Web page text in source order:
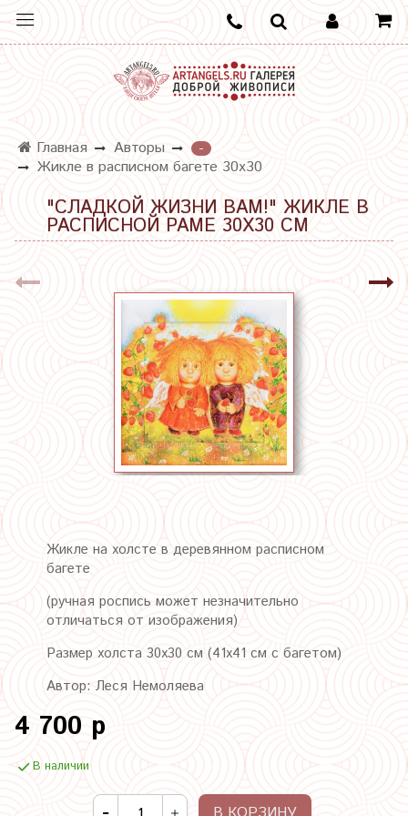
Главная Авторы
-
Жикле в расписном багете 30х30
"СЛАДКОЙ ЖИЗНИ ВАМ!" ЖИКЛЕ В
РАСПИСНОЙ РАМЕ 30Х30 СМ
Жикле на холсте в деревянном расписном
багете
(ручная роспись может незначительно
отличаться от изображения)
Размер холста 30х30 см (41х41 см с багетом)
Автор: Леся Немоляева
4 700 р
В наличии